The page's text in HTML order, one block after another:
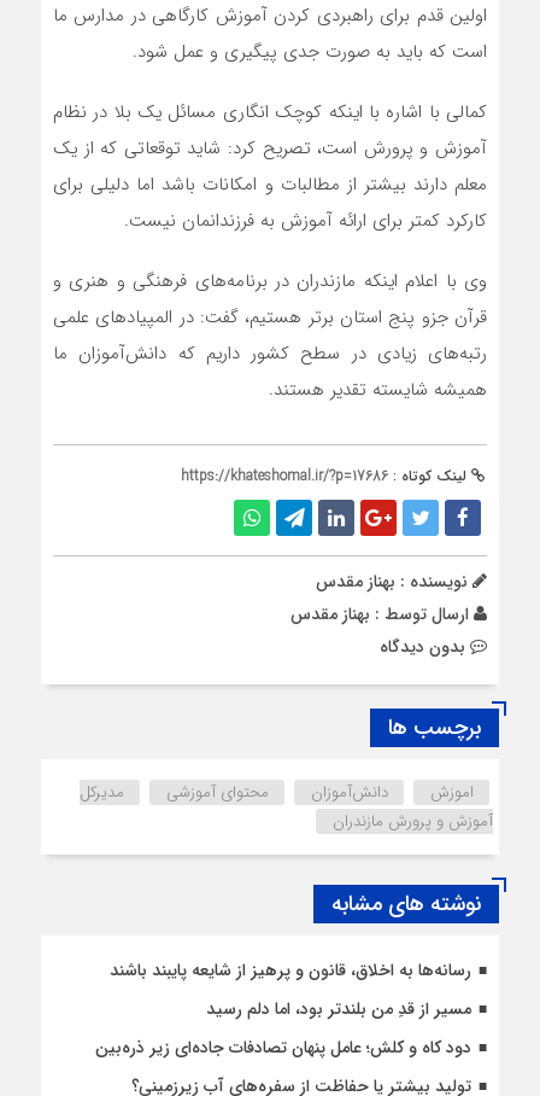
اولین قدم برای راهبردی کردن آموزش کارگاهی در مدارس ما
است که باید به صورت جدی پیگیری و عمل شود.
کمالی با اشاره با اینکه کوچک انگاری مسائل یک بلا در نظام
آموزش و پرورش است، تصریح کرد: شاید توقعاتی که از یک
معلم دارند بیشتر از مطالبات و امکانات باشد اما دلیلی برای
کارکرد کمتر برای ارائه آموزش به فرزندانمان نیست.
وی با اعلام اینکه مازندران در برنامه‌های فرهنگی و هنری و
قرآن جزو پنج استان برتر هستیم، گفت: در المپیادهای علمی
رتبه‌های زیادی در سطح کشور داریم که دانش‌آموزان ما
همیشه شایسته تقدیر هستند.
لینک کوتاه : https://khateshomal.ir/?p=17686
نویسنده : بهناز مقدس
ارسال توسط : بهناز مقدس
بدون دیدگاه
برچسب ها
اموزش دانش‌آموزان محتوای آموزشی
مدیرکل
آموزش و پرورش مازندران
نوشته های مشابه
رسانه‌ها به اخلاق، قانون و پرهیز از شایعه پایبند باشند
مسیر از قدِ من بلندتر بود، اما دلم رسید
دود کاه و کلش؛ عامل پنهان تصادفات جاده‌ای زیر ذره‌بین
تولید بیشتر یا حفاظت از سفره‌های آب زیرزمینی؟